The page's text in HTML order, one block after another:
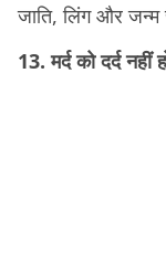
जाति, लिंग और जन्म
13. मर्द को दर्द नहीं